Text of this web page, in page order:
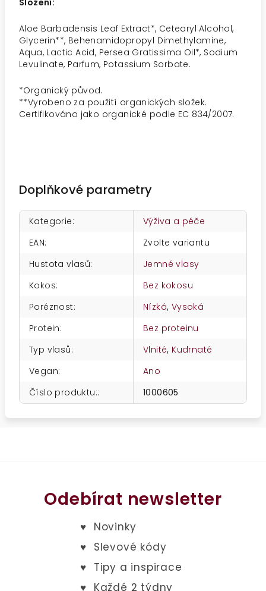
Složení:
Aloe Barbadensis Leaf Extract*, Cetearyl Alcohol,
Glycerin**, Behenamidopropyl Dimethylamine,
Aqua, Lactic Acid, Persea Gratissima Oil*, Sodium
Levulinate, Parfum, Potassium Sorbate.
*Organický původ.
**Vyrobeno za použití organických složek.
Certifikováno jako organické podle EC 834/2007.
Doplňkové parametry
Kategorie:
Výživa a péče
EAN:
Zvolte variantu
Hustota vlasů:
Jemné vlasy
Kokos:
Bez kokosu
Poréznost: Nízká, Vysoká
Protein:
Bez proteinu
Typ vlasů: Vlnité, Kudrnaté
Vegan:
Ano
Číslo produktu:: 1000605
Odebírat newsletter